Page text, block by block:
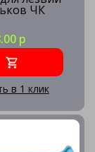
ЧК
р
в 1 клик